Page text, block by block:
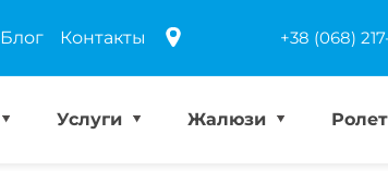
Блог Контакты +38 (068)
Услуги Жалюзи